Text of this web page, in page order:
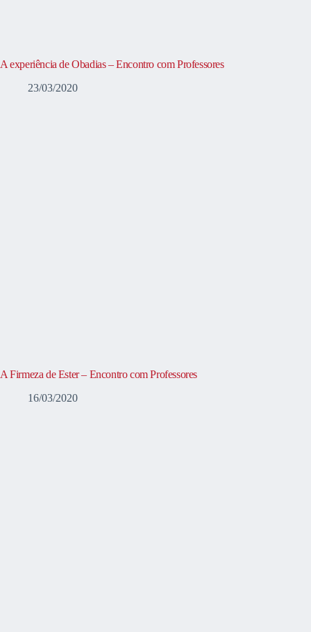
A experiência de Obadias – Encontro com Professores
23/03/2020
A Firmeza de Ester – Encontro com Professores
16/03/2020